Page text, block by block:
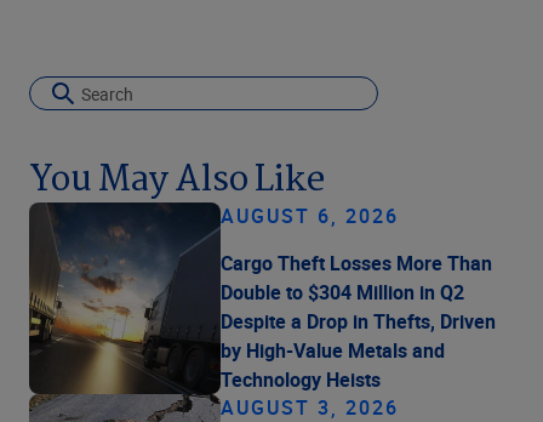
You May Also Like
AUGUST 6, 2026
Cargo Theft Losses More Than
Double to $304 Million in Q2
Despite a Drop in Thefts, Driven
by High-Value Metals and
Technology Heists
AUGUST 3, 2026